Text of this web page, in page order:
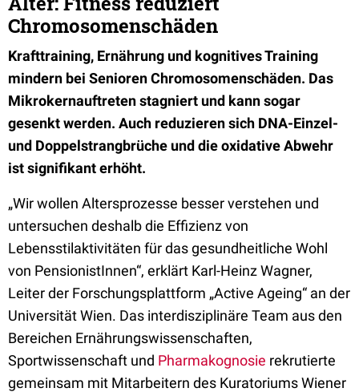
Chromosomenschäden
Krafttraining, Ernährung und kognitives Training
mindern bei Senioren Chromosomenschäden. Das
Mikrokernauftreten stagniert und kann sogar
gesenkt werden. Auch reduzieren sich DNA-Einzel-
und Doppelstrangbrüche und die oxidative Abwehr
ist signifikant erhöht.
„Wir wollen Altersprozesse besser verstehen und
untersuchen deshalb die Effizienz von
Lebensstilaktivitäten für das gesundheitliche Wohl
von PensionistInnen“, erklärt Karl-Heinz Wagner,
Leiter der Forschungsplattform „Active Ageing“ an der
Universität Wien. Das interdisziplinäre Team aus den
Bereichen Ernährungswissenschaften,
Sportwissenschaft und Pharmakognosie rekrutierte
gemeinsam mit Mitarbeitern des Kuratoriums Wiener